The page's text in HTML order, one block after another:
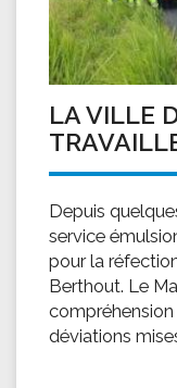
LA VILLE
Depuis
service
pour la
Berthout. Le
déviations